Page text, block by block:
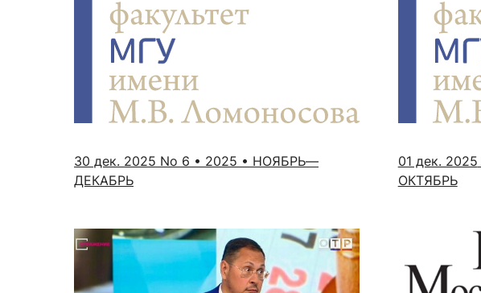
30 дек. 2025 No 6 • 2025 • НОЯБРЬ—
ДЕКАБРЬ
01 дек. 2025
ОКТЯБРЬ